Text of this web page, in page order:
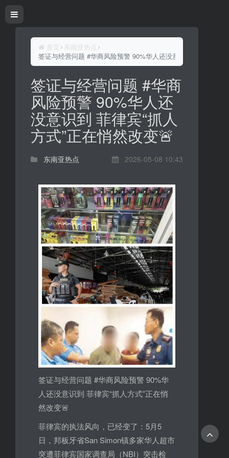
首页
东南亚热点
签证与经营问题 #华商风险预警 90%华人还没意识到 菲律宾“抓
签证与经营问题 #华商
风险预警 90%华人还
没意识到 菲律宾“抓人
方式”正在悄然改变🚨
东南亚热点 2026-05-08 10:43
签证与经营问题 #华商风险预警 90%华
人还没意识到 菲律宾“抓人方式”正在悄
然改变🚨
菲律宾的执法风向，已经变了：5月5
日，邦板牙省San Simon镇多家华人超市
突遭菲律宾国家调查局（NBI）突击检